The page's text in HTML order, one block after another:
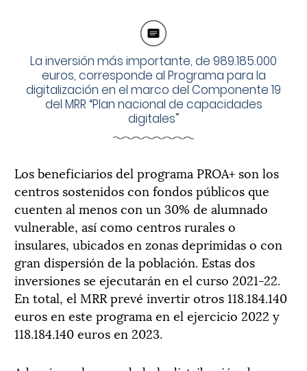
La inversión más importante, de 989.185.000
euros, corresponde al Programa para la
digitalización en el marco del Componente 19
del MRR “Plan nacional de capacidades
digitales”
Los beneficiarios del programa PROA+ son los
centros sostenidos con fondos públicos que
cuenten al menos con un 30% de alumnado
vulnerable, así como centros rurales o
insulares, ubicados en zonas deprimidas o con
gran dispersión de la población. Estas dos
inversiones se ejecutarán en el curso 2021-22.
En total, el MRR prevé invertir otros 118.184.140
euros en este programa en el ejercicio 2022 y
118.184.140 euros en 2023.